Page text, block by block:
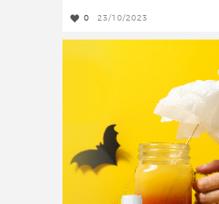
0 23/10/2023